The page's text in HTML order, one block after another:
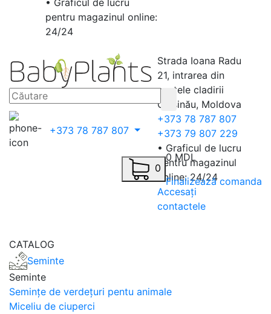
• Graficul de lucru
pentru magazinul online:
24/24
Strada Ioana Radu
21, intrarea din
spatele cladirii
Chișinău, Moldova
+373 78 787 807
+373 79 807 229
• Graficul de lucru
pentru magazinul
online: 24/24
Accesați
contactele
+373 78 787 807
0
0 MDL
Finalizează comanda
CATALOG
Seminte
Seminte
Semințe de verdețuri pentu animale
Miceliu de ciuperci